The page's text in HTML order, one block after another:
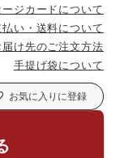
ジカードについて
い・送料について
け先のご注文方法
手提げ袋について
お気に入りに登録